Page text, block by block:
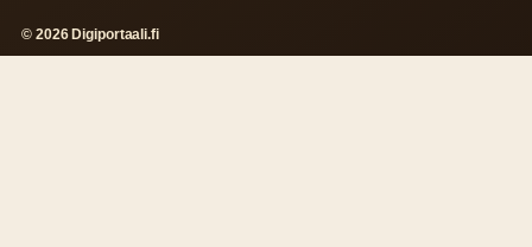
© 2026 Digiportaali.fi